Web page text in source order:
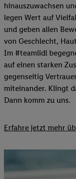
hinauszuwachsen
legen Wert auf
und geben allen
von Geschlecht,
Im #teamlidl
auf einen starken
gegenseitig
miteinander. Klingt
Dann komm zu uns.​
Erfahre jetzt mehr